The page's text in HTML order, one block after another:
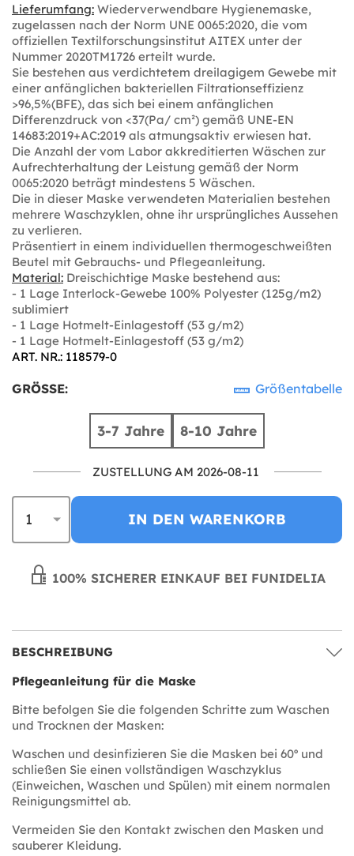
Lieferumfang: Wiederverwendbare Hygienemaske,
zugelassen nach der Norm UNE 0065:2020, die vom
offiziellen Textilforschungsinstitut AITEX unter der
Nummer 2020TM1726 erteilt wurde.
Sie bestehen aus verdichtetem dreilagigem Gewebe mit
einer anfänglichen bakteriellen Filtrationseffizienz
>96,5%(BFE), das sich bei einem anfänglichen
Differenzdruck von <37(Pa/ cm²) gemäß UNE-EN
14683:2019+AC:2019 als atmungsaktiv erwiesen hat.
Die Anzahl der vom Labor akkreditierten Wäschen zur
Aufrechterhaltung der Leistung gemäß der Norm
0065:2020 beträgt mindestens 5 Wäschen.
Die in dieser Maske verwendeten Materialien bestehen
mehrere Waschzyklen, ohne ihr ursprüngliches Aussehen
zu verlieren.
Präsentiert in einem individuellen thermogeschweißten
Beutel mit Gebrauchs- und Pflegeanleitung.
Material: Dreischichtige Maske bestehend aus:
- 1 Lage Interlock-Gewebe 100% Polyester (125g/m2)
sublimiert
- 1 Lage Hotmelt-Einlagestoff (53 g/m2)
- 1 Lage Hotmelt-Einlagestoff (53 g/m2)
ART. NR.: 118579-0
GRÖSSE: Größentabelle
3-7 Jahre 8-10 Jahre
ZUSTELLUNG AM 2026-08-11
IN DEN WARENKORB
100% SICHERER EINKAUF BEI FUNIDELIA
BESCHREIBUNG
Pflegeanleitung für die Maske
Bitte befolgen Sie die folgenden Schritte zum Waschen
und Trocknen der Masken:
Waschen und desinfizieren Sie die Masken bei 60º und
schließen Sie einen vollständigen Waschzyklus
(Einweichen, Waschen und Spülen) mit einem normalen
Reinigungsmittel ab.
Vermeiden Sie den Kontakt zwischen den Masken und
sauberer Kleidung.